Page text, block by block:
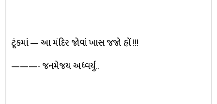
ટૂંકમાં — આ મંદિર જોવાં ખાસ જજો હોં !!!
———- જનમેજય અધ્વર્યુ..